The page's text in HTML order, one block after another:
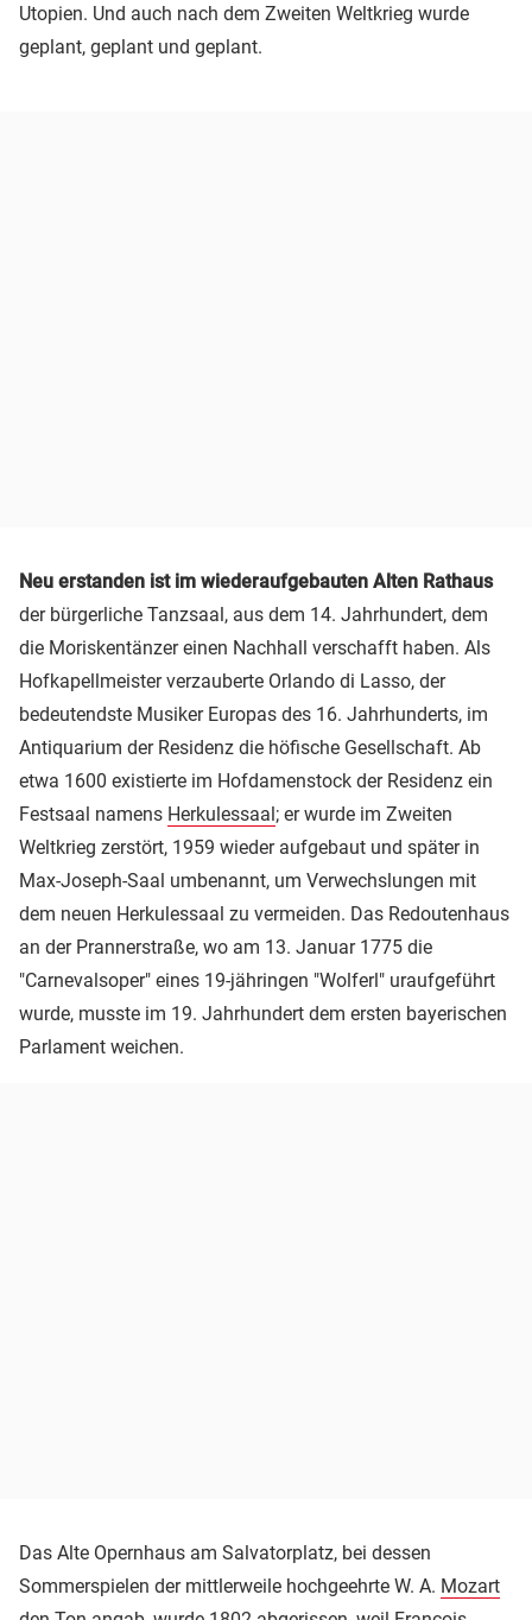
Utopien. Und auch nach dem Zweiten Weltkrieg wurde
geplant, geplant und geplant.
Neu erstanden ist im wiederaufgebauten Alten Rathaus
der bürgerliche Tanzsaal, aus dem 14. Jahrhundert, dem
die Moriskentänzer einen Nachhall verschafft haben. Als
Hofkapellmeister verzauberte Orlando di Lasso, der
bedeutendste Musiker Europas des 16. Jahrhunderts, im
Antiquarium der Residenz die höfische Gesellschaft. Ab
etwa 1600 existierte im Hofdamenstock der Residenz ein
Festsaal namens Herkulessaal; er wurde im Zweiten
Weltkrieg zerstört, 1959 wieder aufgebaut und später in
Max-Joseph-Saal umbenannt, um Verwechslungen mit
dem neuen Herkulessaal zu vermeiden. Das Redoutenhaus
an der Prannerstraße, wo am 13. Januar 1775 die
"Carnevalsoper" eines 19-jähringen "Wolferl" uraufgeführt
wurde, musste im 19. Jahrhundert dem ersten bayerischen
Parlament weichen.
Das Alte Opernhaus am Salvatorplatz, bei dessen
Sommerspielen der mittlerweile hochgeehrte W. A. Mozart